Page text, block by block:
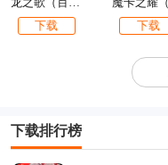
下载
下载
下载排行榜